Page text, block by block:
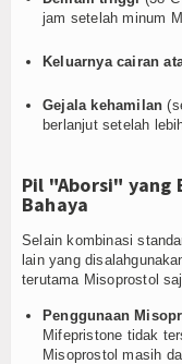
jam setelah minum
Keluarnya cairan
Gejala kehamilan
berlanjut setelah
Pil "Aborsi" yang
Bahaya
Selain kombinasi
lain yang
terutama Misoprostol
Penggunaan
Mifepristone tidak
Misoprostol masih